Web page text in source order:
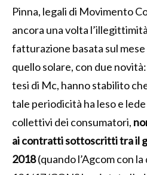
Pinna, legali di Movimento
ancora una volta
fatturazione basata sul
quello solare, con due
tesi di Mc, hanno stabilito
tale periodicità ha leso e
collettivi dei consumatori,
ai contratti sottoscritti tra il
2018(quando l’Agcom con la